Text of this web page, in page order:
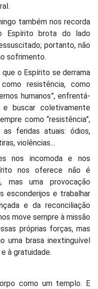
também nos recorda
Espírito brota do lado
portanto, não
sofrimento.
o Espírito se derrama
resistência, como
humanos”, enfrentá-
e buscar coletivamente
como “resistência”,
feridas atuais: ódios,
violências...
nos incomoda e nos
nos oferece não é
mas uma provocação
esconderijos e trabalhar
e da reconciliação
move sempre à missão
próprias forças, mas
uma brasa inextinguível
à gratuidade.
como um templo. E